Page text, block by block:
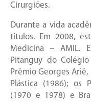
Cirurgiões.
Durante a vida
títulos. Em 2008,
Medicina – AMIL.
Pitanguy do
Prêmio Georges
Plástica (1986); os
(1970 e 1978) e